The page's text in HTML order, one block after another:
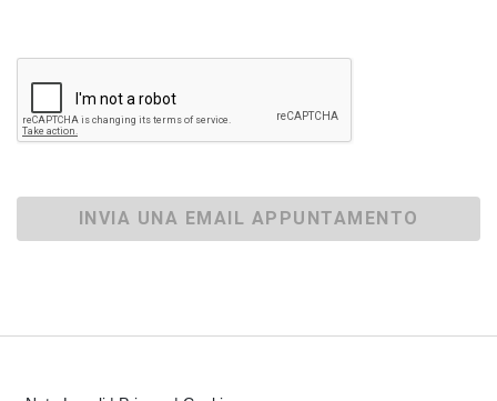
INVIA UNA EMAIL APPUNTAMENTO